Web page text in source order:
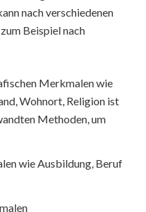
nach verschiedenen
Beispiel nach
Merkmalen wie
Wohnort, Religion ist
Methoden, um
wie Ausbildung, Beruf